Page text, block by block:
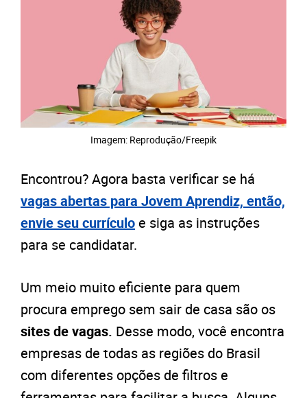
Imagem: Reprodução/Freepik
Encontrou? Agora basta verificar se há
vagas abertas para Jovem Aprendiz, então,
envie seu currículo e siga as instruções
para se candidatar.
Um meio muito eficiente para quem
procura emprego sem sair de casa são os
sites de vagas. Desse modo, você encontra
empresas de todas as regiões do Brasil
com diferentes opções de filtros e